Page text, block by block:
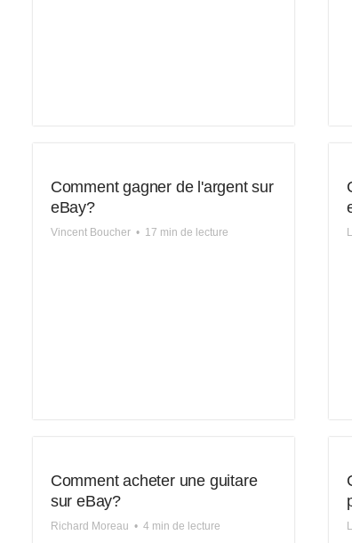
Comment gagner de l'argent sur
eBay?
Vincent Boucher • 17 min de lecture
Comment acheter une guitare
sur eBay?
Richard Moreau • 4 min de lecture